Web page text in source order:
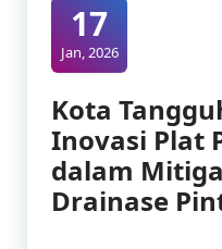
17
Jan, 2026
Kota
Inovasi Plat
dalam
Drainase